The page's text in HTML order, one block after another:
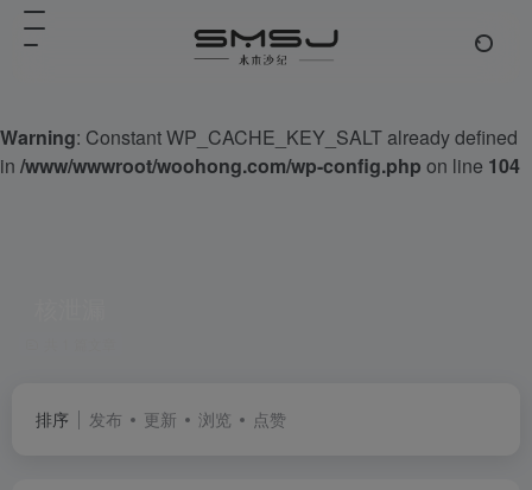
Warning: Constant WP_CACHE_KEY_SALT already defined
in /www/wwwroot/woohong.com/wp-config.php on line 104
排序 发布 更新 浏览 点赞